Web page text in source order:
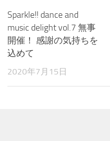
Sparkle!! dance and
music delight vol.7 無事
開催！ 感謝の気持ちを
込めて
2020年7月15日